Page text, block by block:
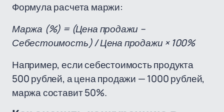
Формула расчета маржи:
Маржа (%) = (Цена продажи –
Себестоимость) / Цена продажи × 100%
Например, если себестоимость продукта
500 рублей, а цена продажи — 1000 рублей,
маржа составит 50%.